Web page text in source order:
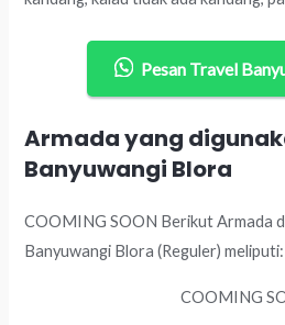
Pesan Travel
Armada yang
Banyuwangi Blora
COOMING SOON Berikut Armada
Banyuwangi Blora (Reguler) meliputi:
COOMING